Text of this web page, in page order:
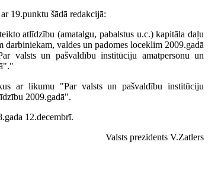
19.punktu šādā redakcijā:
atlīdzību (amatalgu, pabalstus u.c.) kapitāla daļu
darbiniekam, valdes un padomes loceklim 2009.gadā
valsts un pašvaldību institūciju amatpersonu un
ar likumu "Par valsts un pašvaldību institūciju
2009.gadā".
12.decembrī.
Valsts prezidents V.Zatlers